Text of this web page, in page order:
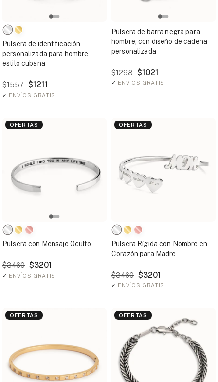
Pulsera de identificación
personalizada para hombre
estilo cubana
$1557 $1211
✓ ENVÍOS GRATIS
Pulsera de barra negra para
hombre, con diseño de cadena
personalizada
$1298 $1021
✓ ENVÍOS GRATIS
OFERTAS
Pulsera con Mensaje Oculto
$3460 $3201
✓ ENVÍOS GRATIS
OFERTAS
Pulsera Rígida con Nombre en
Corazón para Madre
$3460 $3201
✓ ENVÍOS GRATIS
OFERTAS OFERTAS